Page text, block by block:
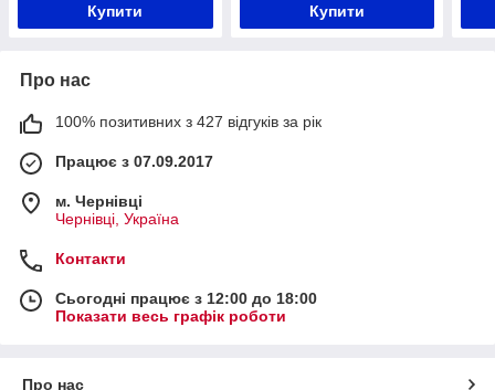
Купити Купити
Про нас
100% позитивних з 427 відгуків за рік
Працює з 07.09.2017
м. Чернівці
Чернівці, Україна
Контакти
Сьогодні працює з 12:00 до 18:00
Показати весь графік роботи
Про нас